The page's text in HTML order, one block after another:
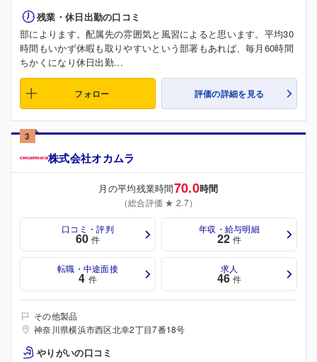
残業・休日出勤の口コミ
部によります。配属先の雰囲気と風習によると思います。平均30
時間もいかず休暇も取りやすいという部署もあれば、毎月60時間
ちかくになり休日出勤...
フォロー 評価の詳細を見る
3
株式会社オカムラ
月の平均残業時間70.0時間
（総合評価 ★ 2.7）
口コミ・評判
60 件
年収・給与明細
22 件
転職・中途面接
4 件
求人
46 件
その他製品
神奈川県横浜市西区北幸2丁目7番18号
やりがいの口コミ